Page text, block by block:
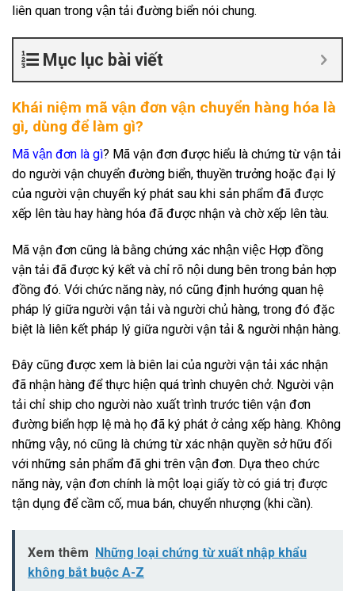
liên quan trong vận tải đường biển nói chung.
Mục lục bài viết
Khái niệm mã vận đơn vận chuyển hàng hóa là
gì, dùng để làm gì?
Mã vận đơn là gì? Mã vận đơn được hiểu là chứng từ vận tải
do người vận chuyển đường biển, thuyền trưởng hoặc đại lý
của người vận chuyển ký phát sau khi sản phẩm đã được
xếp lên tàu hay hàng hóa đã được nhận và chờ xếp lên tàu.
Mã vận đơn cũng là bằng chứng xác nhận việc Hợp đồng
vận tải đã được ký kết và chỉ rõ nội dung bên trong bản hợp
đồng đó. Với chức năng này, nó cũng định hướng quan hệ
pháp lý giữa người vận tải và người chủ hàng, trong đó đặc
biệt là liên kết pháp lý giữa người vận tải & người nhận hàng.
Đây cũng được xem là biên lai của người vận tải xác nhận
đã nhận hàng để thực hiện quá trình chuyên chở. Người vận
tải chỉ ship cho người nào xuất trình trước tiên vận đơn
đường biển hợp lệ mà họ đã ký phát ở cảng xếp hàng. Không
những vậy, nó cũng là chứng từ xác nhận quyền sở hữu đối
với những sản phẩm đã ghi trên vận đơn. Dựa theo chức
năng này, vận đơn chính là một loại giấy tờ có giá trị được
tận dụng để cầm cố, mua bán, chuyển nhượng (khi cần).
Xem thêm
Những loại chứng từ xuất nhập khẩu
không bắt buộc A-Z